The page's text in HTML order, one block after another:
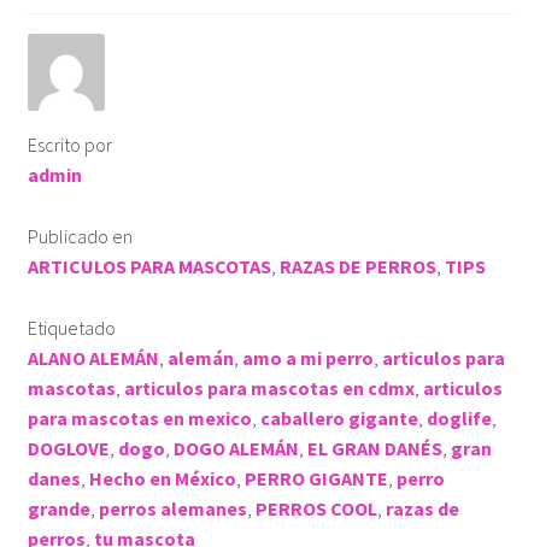
CORREA REFLEX
ROPA KLÓ
PLAYERA TIPO POLO
PLAYERA DEPORTIVA
KLÓTIPS
Contact Us
Escrito por
admin
Publicado en
ARTICULOS PARA MASCOTAS, RAZAS DE PERROS, TIPS
Etiquetado
ALANO ALEMÁN alemán amo a mi perro articulos para
mascotas articulos para mascotas en cdmx, articulos
para mascotas en mexico caballero gigante, doglife,
DOGLOVE dogo DOGO ALEMÁN EL GRAN DANÉS, gran
danes Hecho en México PERRO GIGANTE perro
grande, perros alemanes PERROS COOL, razas de
perros tu mascota